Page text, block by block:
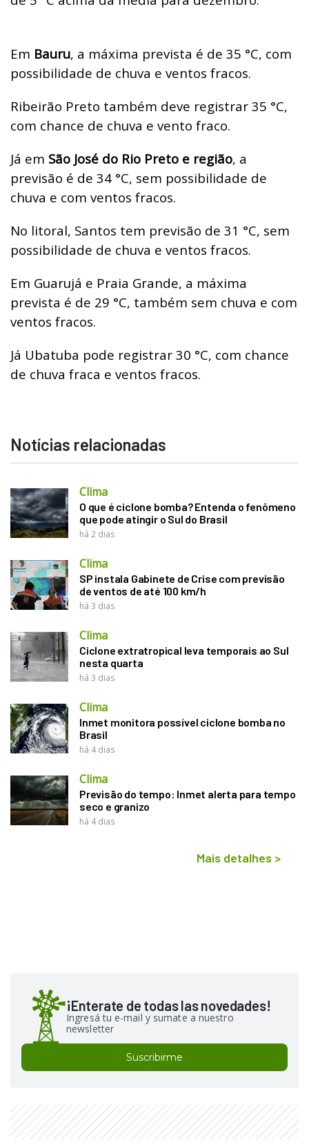
Em Bauru, a máxima prevista é de 35 °C, com
possibilidade de chuva e ventos fracos.
Ribeirão Preto também deve registrar 35 °C,
com chance de chuva e vento fraco.
Já em São José do Rio Preto e região, a
previsão é de 34 °C, sem possibilidade de
chuva e com ventos fracos.
No litoral, Santos tem previsão de 31 °C, sem
possibilidade de chuva e ventos fracos.
Em Guarujá e Praia Grande, a máxima
prevista é de 29 °C, também sem chuva e com
ventos fracos.
Já Ubatuba pode registrar 30 °C, com chance
de chuva fraca e ventos fracos.
Notícias relacionadas
Clima
O que é ciclone bomba? Entenda o fenômeno
que pode atingir o Sul do Brasil
há 2 dias
Clima
SP instala Gabinete de Crise com previsão
de ventos de até 100 km/h
há 3 dias
Clima
Ciclone extratropical leva temporais ao Sul
nesta quarta
há 3 dias
Clima
Inmet monitora possível ciclone bomba no
Brasil
há 4 dias
Clima
Previsão do tempo: Inmet alerta para tempo
seco e granizo
há 4 dias
Mais detalhes >
¡Enterate de todas las novedades!
Ingresá tu e-mail y sumate a nuestro
newsletter
Suscribirme